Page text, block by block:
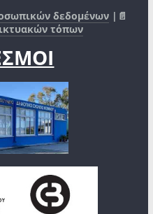
δεδομένων |📄
τόπων